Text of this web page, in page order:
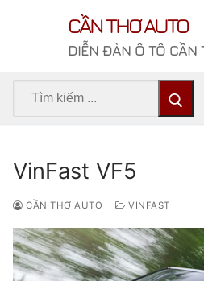
CẦN THƠ AUTO
DIỄN ĐÀN Ô TÔ CẦN
Tìm
VinFast VF5
CẦN THƠ AUTO VINFAST